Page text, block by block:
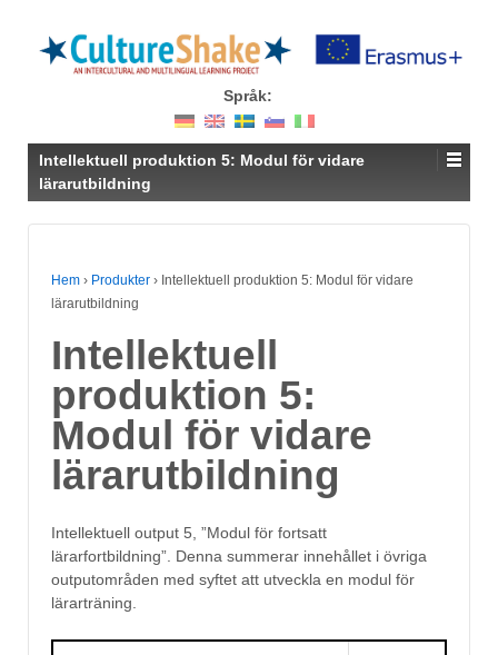
Språk:
Intellektuell produktion 5: Modul för vidare
lärarutbildning
Hem › Produkter › Intellektuell produktion 5: Modul för vidare
lärarutbildning
Intellektuell
produktion 5:
Modul för vidare
lärarutbildning
Intellektuell output 5, ”Modul för fortsatt
lärarfortbildning”. Denna summerar innehållet i övriga
outputområden med syftet att utveckla en modul för
lärarträning.